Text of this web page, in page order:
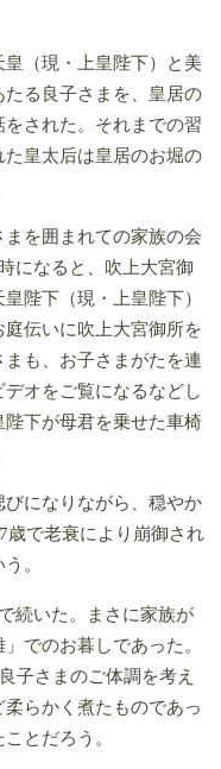
（現・上皇陛下）と美
る良子さまを、皇居の
された。それまでの習
皇太后は皇居のお堀の
を囲まれての家族の会
になると、吹上大宮御
陛下（現・上皇陛下）
伝いに吹上大宮御所を
も、お子さまがたを連
オをご覧になるなどし
下が母君を乗せた車椅
になりながら、穏やか
歳で老衰により崩御され
。
続いた。まさに家族が
でのお暮しであった。
子さまのご体調を考え
らかく煮たものであっ
とだろう。